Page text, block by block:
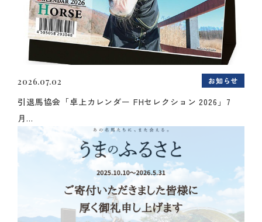
2026.07.02 お知らせ
引退馬協会「卓上カレンダー FHセレクション 2026」7
月...